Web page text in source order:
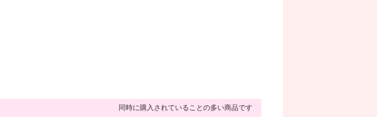
同時に購入されていることの多い商品です